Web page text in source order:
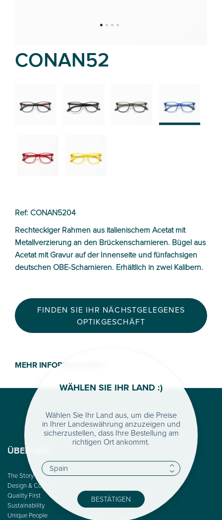
CONAN52
Ref: CONAN5204
Rechteckiger Rahmen aus italienischem Acetat mit
Metallverzierung an den Brückenscharnieren. Bügel aus
Acetat mit Gravur auf der Innenseite und fünfachsigen
deutschen OBE-Scharnieren. Erhältlich in zwei Kalibern.
FINDEN SIE IHR NÄCHSTGELEGENES
OPTIKGESCHÄFT
MEHR INFORMATIONEN >
ÜBER UNS
The Story
Design & Color
Quality First
Sustainability
Unique People
WÄHLEN SIE IHR LAND :)
Wählen Sie Ihr Land aus, um die Preise
in Ihrer Landeswährung anzuzeigen und
sicherzustellen, dass Ihre Bestellung am
richtigen Ort ankommt.
BESTÄTIGEN